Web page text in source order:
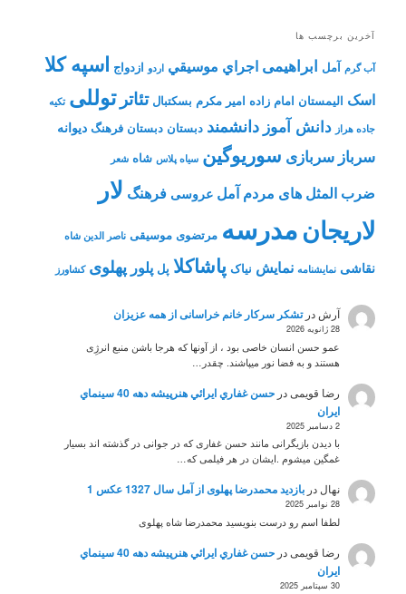
آخرین برچسب ها
آب گرم آمل ابراهیمی اجراي موسيقي اردو ازدواج اسپه کلا
اسک الیمستان امام زاده امیر مکرم بسکتبال تئاتر توللی تکیه
جاده هراز دانش آموز دانشمند دبستان دبستان فرهنگ دیوانه
سرباز سربازی سوریوگین سیاه پلاس شاه شعر
ضرب المثل های مردم آمل عروسی فرهنگ لار
لاریجانمدرسه مرتضوی موسیقی ناصر الدین شاه
نقاشی نمايشنامه نمایش نیاک پاشاکلا پل پلور پهلوی کشاورز
آرش درتشکر سرکار خانم خراسانی از همه عزیزان
28 ژانویه 2026
عمو حسن انسان خاصی بود ، از آونها که هرجا باشن منبع انرژِی
هستند و به فضا نور میپاشند. چقدر…
رضا قویمیدر
حسن غفاري ايرائي هنرپيشه دهه 40 سينماي
ايران
2 دسامبر 2025
با دیدن بازیگرانی مانند حسن غفاری که در جوانی در گذشته اند بسیار
غمگین میشوم .ایشان در هر فیلمی که…
نهال دربازدید محمدرضا پهلوی از آمل سال 1327 عکس 1
28 نوامبر 2025
لطفا اسم رو درست بنویسید محمدرضا شاه پهلوی
رضا قویمیدر
حسن غفاري ايرائي هنرپيشه دهه 40 سينماي
ايران
30 سپتامبر 2025